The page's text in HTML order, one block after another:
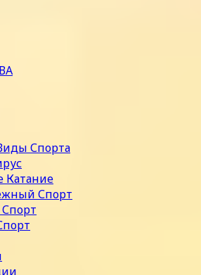
Спорта
Катание
Спорт